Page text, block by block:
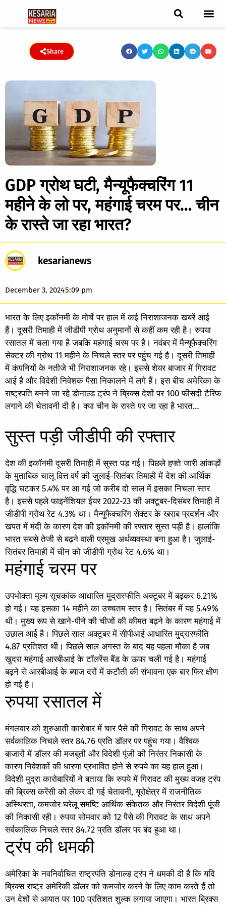
Share
GDP ग्रोथ घटी, मैन्यूफैक्चरिंग 11
महीने के लो पर, महंगाई चरम पर… चीन
के रास्ते जा रहा भारत?
kesarianews
December 3, 20245:09 pm
भारत के लिए इकॉनमी के मोर्चे पर हाल में कई निराशाजनक खबरें आई
हैं। दूसरी तिमाही में जीडीपी ग्रोथ अनुमानों से कहीं कम रही है। रुपया
रसातल में चला गया है जबकि महंगाई चरम पर है। नवंबर में मैन्यूफैक्चरिंग
सेक्टर की ग्रोथ 11 महीने के निचले स्तर पर पहुंच गई है। दूसरी तिमाही
में कंपनियों के नतीजे भी निराशाजनक रहे। इससे शेयर बाजार में गिरावट
आई है और विदेशी निवेशक पैसा निकालने में लगे हैं। इस बीच अमेरिका के
राष्ट्रपति बनने जा रहे डोनाल्ड ट्रंप ने ब्रिक्स देशों पर 100 फीसदी टैरिफ
लगाने की चेतावनी दी है। क्या चीन के रास्ते पर जा रहा है भारत…
सुस्त पड़ी जीडीपी की रफ्तार
देश की इकॉनमी दूसरी तिमाही में सुस्त पड़ गई। पिछले हफ्ते जारी आंकड़ों
के मुताबिक चालू वित्त वर्ष की जुलाई-सितंबर तिमाही में देश की आर्थिक
वृद्धि घटकर 5.4% पर आ गई जो करीब दो साल में इसका निचला स्तर
है। इससे पहले फाइनेंशियल ईयर 2022-23 की अक्टूबर-दिसंबर तिमाही में
जीडीपी ग्रोथ रेट 4.3% था। मैन्युफैक्चरिंग सेक्टर के खराब प्रदर्शन और
खपत में मंदी के कारण देश की इकॉनमी की रफ्तार सुस्त पड़ी है। हालांकि
भारत सबसे तेजी से बढ़ने वाली प्रमुख अर्थव्यवस्था बना हुआ है। जुलाई-
सितंबर तिमाही में चीन को जीडीपी ग्रोथ रेट 4.6% था।
महंगाई चरम पर
उपभोक्ता मूल्य सूचकांक आधारित मुद्रास्फीति अक्टूबर में बढ़कर 6.21%
हो गई। यह इसका 14 महीने का उच्चतम स्तर है। सितंबर में यह 5.49%
थी। मुख्य रूप से खाने-पीने की चीजों की कीमत बढ़ने के कारण महंगाई में
उछाल आई है। पिछले साल अक्टूबर में सीपीआई आधारित मुद्रास्फीति
4.87 प्रतिशत थी। पिछले साल अगस्त के बाद यह पहला मौका है जब
खुदरा महंगाई आरबीआई के टॉलरेंस बैंड के ऊपर चली गई है। महंगाई
बढ़ने से आरबीआई के ब्याज दरों में कटौती की संभावना एक बार फिर क्षीण
हो गई है।
रुपया रसातल में
मंगलवार को शुरुआती कारोबार में चार पैसे की गिरावट के साथ अपने
सर्वकालिक निचले स्तर 84.76 प्रति डॉलर पर पहुंच गया। वैश्विक
बाजारों में डॉलर की मजबूती और विदेशी पूंजी की निरंतर निकासी के
कारण निवेशकों की धारणा प्रभावित होने से रुपये का यह हाल हुआ।
विदेशी मुद्रा कारोबारियों ने बताया कि रुपये में गिरावट की मुख्य वजह ट्रंप
की ब्रिक्स करेंसी को लेकर दी गई चेतावनी, यूरोक्षेत्र में राजनीतिक
अस्थिरता, कमजोर घरेलू समष्टि आर्थिक संकेतक और निरंतर विदेशी पूंजी
की निकासी रही। रुपया सोमवार को 12 पैसे की गिरावट के साथ अपने
सर्वकालिक निचले स्तर 84.72 प्रति डॉलर पर बंद हुआ था।
ट्रंप की धमकी
अमेरिका के नवनिर्वाचित राष्ट्रपति डोनाल्ड ट्रंप ने धमकी दी है कि यदि
ब्रिक्स राष्ट्र अमेरिकी डॉलर को कमजोर करने के लिए काम करते हैं तो
उन देशों से आयात पर 100 प्रतिशत शुल्क लगाया जाएगा। भारत ब्रिक्स